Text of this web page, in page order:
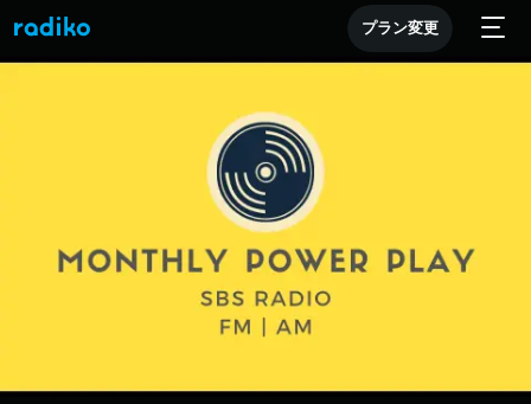
プラン変更